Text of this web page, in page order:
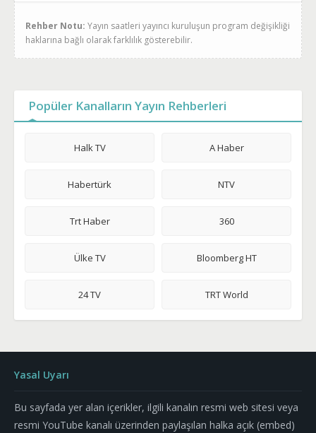
Rehber Notu: Yayın saatleri yayıncı kuruluşun program değişikliği
haklarına bağlı olarak farklılık gösterebilir.
Popüler Kanalların Yayın Rehberleri
Halk TV A Haber
Habertürk NTV
Trt Haber 360
Ülke TV Bloomberg HT
24 TV TRT World
Yasal Uyarı
Bu sayfada yer alan içerikler, ilgili kanalın resmi web sitesi veya
resmi YouTube kanalı üzerinden paylaşılan halka açık (embed)